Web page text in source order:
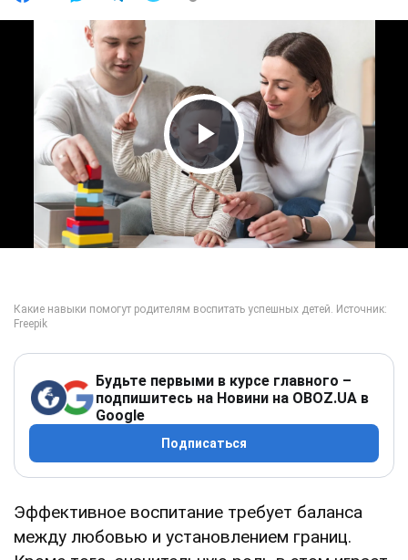
Play Video
Будьте первыми в курсе главного –
подпишитесь на Новини на OBOZ.UA в
Google
Подписаться
Эффективное воспитание требует баланса
между любовью и установлением границ.